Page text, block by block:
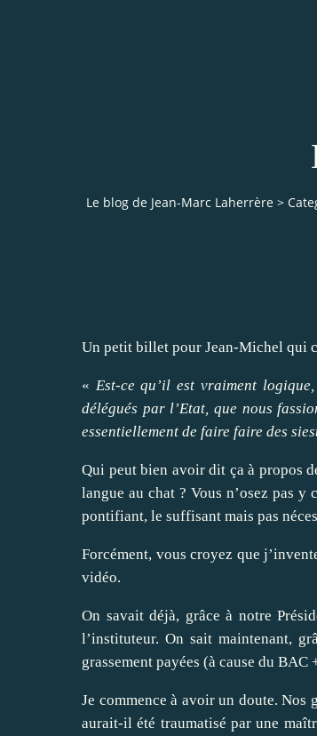
Le blog de Jean-Marc Laherrère >
Un petit billet pour Jean-Michel qui
« Est-ce qu’il est vraiment
délégués par l’Etat, que nous
essentiellement de faire faire des
Qui peut bien avoir dit ça à propos
langue au chat ? Vous n’osez pas
pontifiant, le suffisant mais pas
Forcément, vous croyez que
vidéo.
On savait déjà, grâce à notre
l’instituteur. On sait maintenant,
grassement payées (à cause du
Je commence à avoir un doute.
aurait-il été traumatisé par une